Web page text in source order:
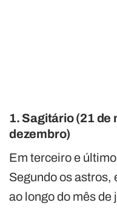
1. Sagitário (21 de
dezembro)
Em terceiro e
Segundo os astros,
ao longo do mês